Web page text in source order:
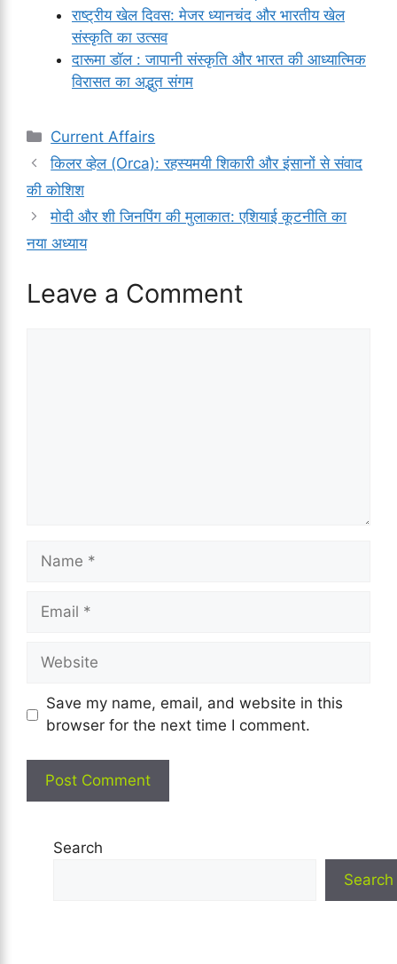
राष्ट्रीय खेल दिवस: मेजर ध्यानचंद और भारतीय खेल
संस्कृति का उत्सव
दारूमा डॉल : जापानी संस्कृति और भारत की आध्यात्मिक
विरासत का अद्भुत संगम
Categories
Current Affairs
किलर व्हेल (Orca): रहस्यमयी शिकारी और इंसानों से संवाद
की कोशिश
मोदी और शी जिनपिंग की मुलाकात: एशियाई कूटनीति का
नया अध्याय
Leave a Comment
Name
Email
Website
Save my name, email, and website in this
browser for the next time I comment.
Search
Search